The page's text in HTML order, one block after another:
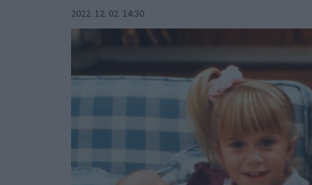
2022. 12. 02. 14:30